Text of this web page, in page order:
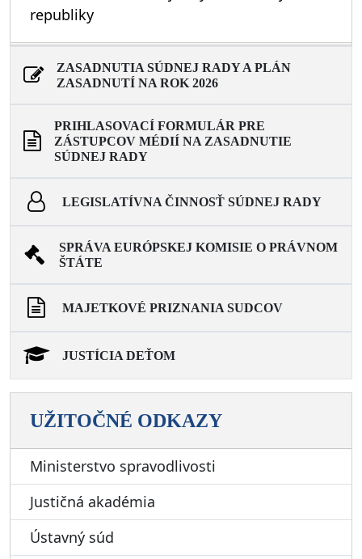
republiky
ZASADNUTIA SÚDNEJ RADY A PLÁN
ZASADNUTÍ NA ROK 2026
PRIHLASOVACÍ FORMULÁR PRE
ZÁSTUPCOV MÉDIÍ NA ZASADNUTIE
SÚDNEJ RADY
LEGISLATÍVNA ČINNOSŤ SÚDNEJ RADY
SPRÁVA EURÓPSKEJ KOMISIE O PRÁVNOM
ŠTÁTE
MAJETKOVÉ PRIZNANIA SUDCOV
JUSTÍCIA DEŤOM
UŽITOČNÉ ODKAZY
Ministerstvo spravodlivosti
Justičná akadémia
Ústavný súd